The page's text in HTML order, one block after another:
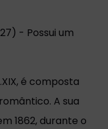
- Possui um
é composta
A sua
1862, durante o